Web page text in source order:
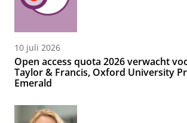
10 juli 2026
Open access quota 2026 verwacht
Taylor & Francis, Oxford University
Emerald